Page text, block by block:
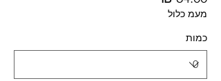
מעמ כלול
כמות